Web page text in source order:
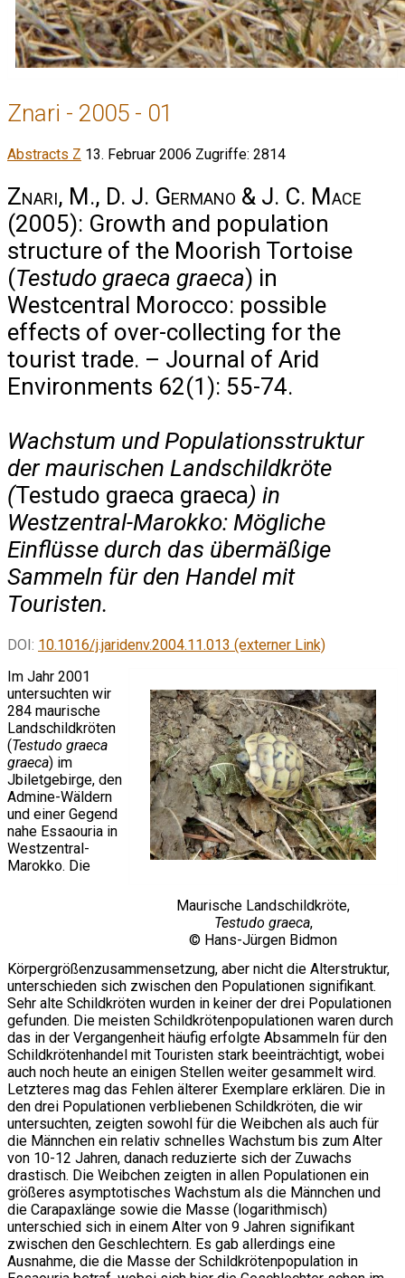
Znari - 2005 - 01
Abstracts Z 13. Februar 2006 Zugriffe: 2814
Znari, M., D. J. Germano & J. C. Mace
(2005): Growth and population
structure of the Moorish Tortoise
(Testudo graeca graeca) in
Westcentral Morocco: possible
effects of over-collecting for the
tourist trade. – Journal of Arid
Environments 62(1): 55-74.
Wachstum und Populationsstruktur
der maurischen Landschildkröte
(Testudo graeca graeca) in
Westzentral-Marokko: Mögliche
Einflüsse durch das übermäßige
Sammeln für den Handel mit
Touristen.
DOI: 10.1016/j.jaridenv.2004.11.013 (externer Link)
Maurische Landschildkröte,
Testudo graeca,
© Hans-Jürgen Bidmon
Im Jahr 2001
untersuchten wir
284 maurische
Landschildkröten
(Testudo graeca
graeca) im
Jbiletgebirge, den
Admine-Wäldern
und einer Gegend
nahe Essaouria in
Westzentral-
Marokko. Die
Körpergrößenzusammensetzung, aber nicht die Alterstruktur,
unterschieden sich zwischen den Populationen signifikant.
Sehr alte Schildkröten wurden in keiner der drei Populationen
gefunden. Die meisten Schildkrötenpopulationen waren durch
das in der Vergangenheit häufig erfolgte Absammeln für den
Schildkrötenhandel mit Touristen stark beeinträchtigt, wobei
auch noch heute an einigen Stellen weiter gesammelt wird.
Letzteres mag das Fehlen älterer Exemplare erklären. Die in
den drei Populationen verbliebenen Schildkröten, die wir
untersuchten, zeigten sowohl für die Weibchen als auch für
die Männchen ein relativ schnelles Wachstum bis zum Alter
von 10-12 Jahren, danach reduzierte sich der Zuwachs
drastisch. Die Weibchen zeigten in allen Populationen ein
größeres asymptotisches Wachstum als die Männchen und
die Carapaxlänge sowie die Masse (logarithmisch)
unterschied sich in einem Alter von 9 Jahren signifikant
zwischen den Geschlechtern. Es gab allerdings eine
Ausnahme, die die Masse der Schildkrötenpopulation in